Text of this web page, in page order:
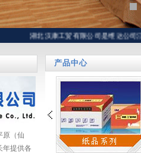
湖北汉康工贸有限公司是维达公司
原（仙
年提供各
产品中心